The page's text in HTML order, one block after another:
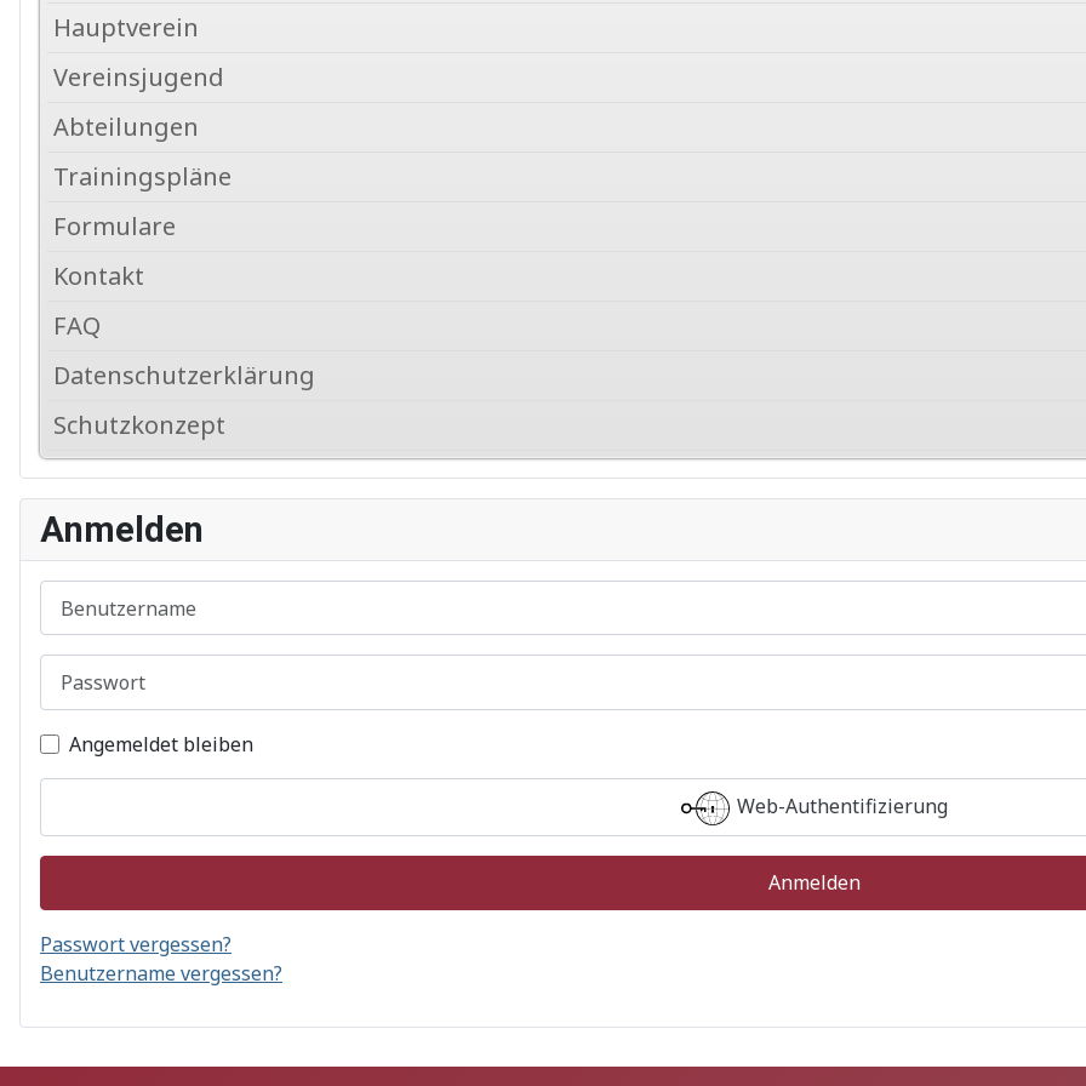
Hauptverein
Vereinsjugend
Abteilungen
Trainingspläne
Formulare
Kontakt
FAQ
Datenschutzerklärung
Schutzkonzept
Anmelden
Angemeldet bleiben
Web-Authentifizierung
Anmelden
Passwort vergessen?
Benutzername vergessen?